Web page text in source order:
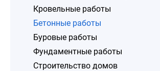
Кровельные работы
Бетонные работы
Буровые работы
Фундаментные работы
Строительство домов